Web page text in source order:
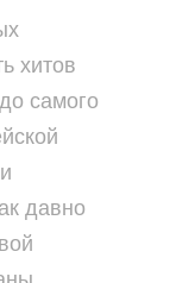
хитов
самого
давно